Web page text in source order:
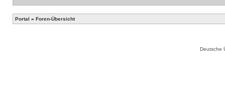
Portal » Foren-Übersicht
Deutsche